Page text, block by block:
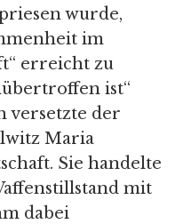
wurde,
im
erreicht zu
ist“
versetzte der
Maria
Sie handelte
mit
dabei